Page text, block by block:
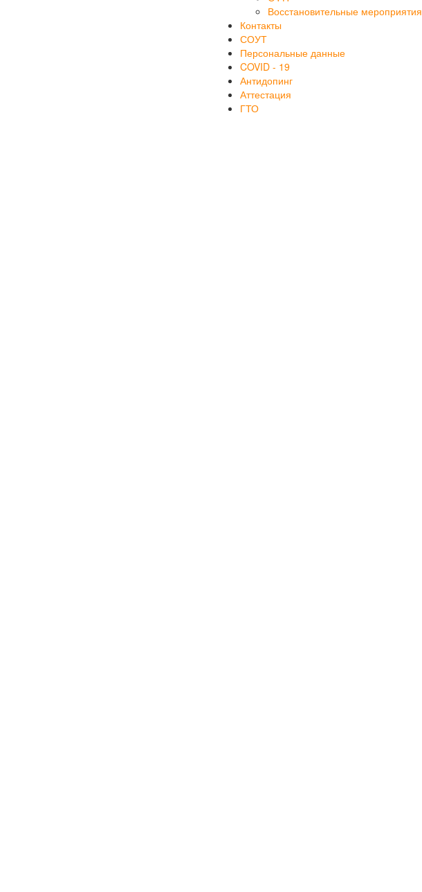
Восстановительные мероприятия
Контакты
СОУТ
Персональные данные
COVID - 19
Антидопинг
Аттестация
ГТО